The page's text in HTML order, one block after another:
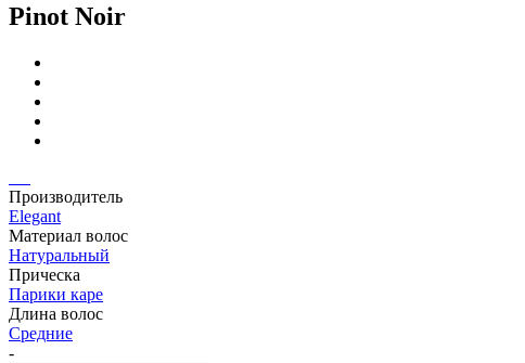
Pinot Noir
Производитель
Elegant
Материал волос
Натуральный
Прическа
Парики каре
Длина волос
Средние
-